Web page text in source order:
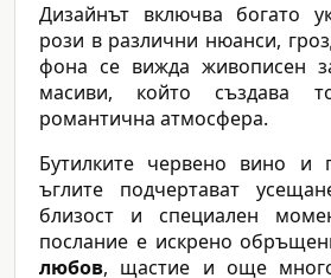
Дизайнът включва богато
рози в различни нюанси,
фона се вижда живописен
масиви, който създава
романтична атмосфера.
Бутилките червено вино
ъглите подчертават
близост и специален
послание е искрено
любов, щастие и още